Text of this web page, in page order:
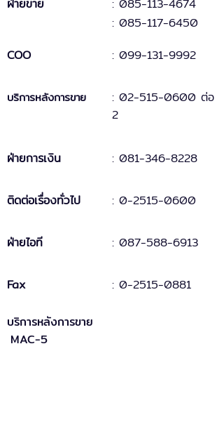
ฝ่ายขาย
: 085-113-4674
: 085-117-6450
COO
: 099-131-9992
บริการหลังการขาย : 02-515-0600 ต่อ
2
ฝ่ายการเงิน : 081-346-8228
ติดต่อเรื่องทั่วไป : 0-2515-0600
ฝ่ายไอที : 087-588-6913
Fax : 0-2515-0881
บริการหลังการขาย
MAC-5